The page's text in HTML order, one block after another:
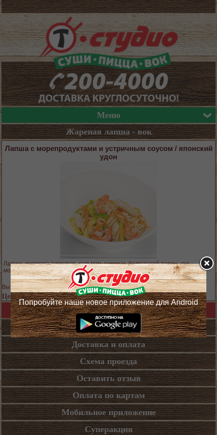
Меню
Жареная лапша - вок
Лапша с морепродуктами и устричным соусом / японский
удон
Лапша, креветка тигровая, кальмар, цуккини, болгарский перец, лук,
морковь, имбирь, чеснок, соус устричный
Выход блюда: 300 гр.
Цена 489 руб.
Назад в каталог
Кафе
Доставка и оплата
Схема проезда
Оставить отзыв
Оплата по картам
Мобильное приложение
Суперакция
Попробуйте наше новое приложение для Android